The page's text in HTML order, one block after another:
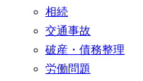
相続
交通事故
破産・債務整理
労働問題